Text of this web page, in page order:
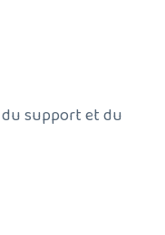
support et du